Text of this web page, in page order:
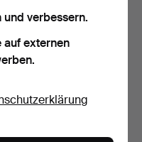
ELSA STACKELBERG. Eine
Fri For…
Gebote
verbessern.
auf externen